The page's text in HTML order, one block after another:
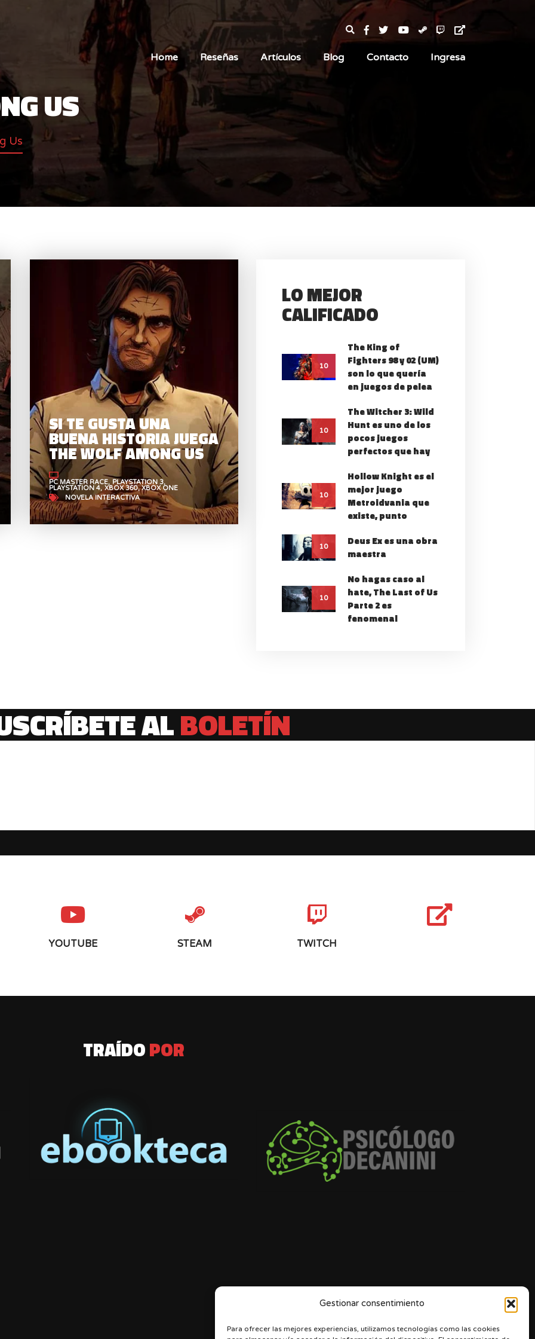
Gestionar consentimiento
Para ofrecer las mejores experiencias, utilizamos tecnologías como las cookies
Home Reseñas Artículos Blog Contacto Ingresa
US
Us
THE WALKING DEAD
ESTÁ GENIAL
SI TE GUSTA UNA
BUENA HISTORIA JUEGA
THE WOLF AMONG US
PC MASTER RACE PLAYSTATION 3
PLAYSTATION 4 XBOX 360 XBOX ONE
NOVELA INTERACTIVA
SI TE GUSTA UNA
BUENA HISTORIA JUEGA
LO MEJOR
CALIFICADO
10
The King of
Fighters 98 y 02 (UM)
son lo que quería
en juegos de pelea
10
The Witcher 3: Wild
Hunt es uno de los
pocos juegos
perfectos que hay
10
Hollow Knight es el
mejor juego
Metroidvania que
existe, punto
10
Deus Ex es una obra
maestra
10
No hagas caso al
hate, The Last of Us
Parte 2 es
fenomenal
ALBOLETÍN
YOUTUBE STEAM TWITCH
TRAÍDOPOR